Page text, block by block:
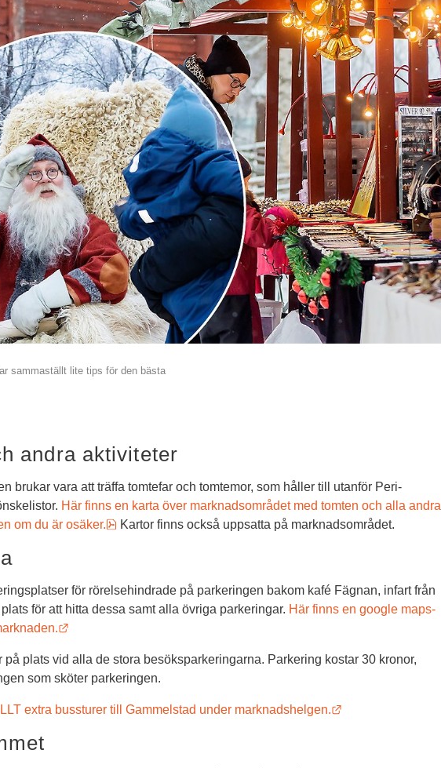
sammaställt lite tips för den bästa
andra aktiviteter
brukar vara att träffa tomtefar och tomtemor, som håller till utanför Peri-
Här finns en karta över marknadsområdet med tomten och alla andra
om du är osäker.
pdf, 2.6 MB.
Kartor finns också uppsatta på marknadsområdet.
för rörelsehindrade på parkeringen bakom kafé Fägnan, infart från
för att hitta dessa samt alla övriga parkeringar. Här finns en google maps-
plats vid alla de stora besöksparkeringarna. Parkering kostar 30 kronor,
som sköter parkeringen.
extra bussturer till Gammelstad under marknadshelgen.